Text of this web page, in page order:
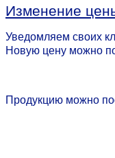
Изменение
Уведомляем своих
Новую цену можно
Продукцию можно